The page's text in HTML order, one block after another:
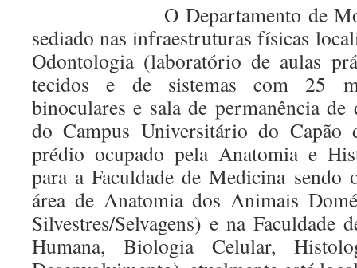
O Departamento de
sediado nas infraestruturas físicas
Odontologia (laboratório de aulas
tecidos e de sistemas com 25
binoculares e sala de permanência de
do Campus Universitário do Capão
prédio ocupado pela Anatomia e
para a Faculdade de Medicina sendo
área de Anatomia dos Animais
Silvestres/Selvagens) e na Faculdade
Humana, Biologia Celular,